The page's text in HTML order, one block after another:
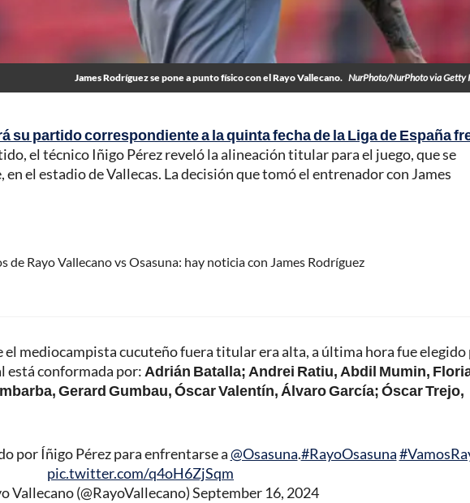
James Rodríguez se pone a punto físico con el Rayo Vallecano. NurPhoto/NurPhoto via Getty
su partido correspondiente a la quinta fecha de la Liga de España
el técnico Iñigo Pérez reveló la alineación titular para el juego, que se
el estadio de Vallecas. La decisión que tomó el entrenador con James
de Rayo Vallecano vs Osasuna: hay noticia con James Rodríguez
el mediocampista cucuteño fuera titular era alta, a última hora fue elegido
está conformada por: Adrián Batalla; Andrei Ratiu, Abdil Mumin,
Gerard Gumbau, Óscar Valentín, Álvaro García; Óscar Trejo,
por Íñigo Pérez para enfrentarse a@Osasuna.#RayoOsasuna
pic.twitter.com/q4oH6ZjSqm
Vallecano (@RayoVallecano)September 16, 2024